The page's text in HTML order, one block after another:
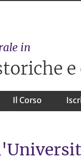
in
Il Corso